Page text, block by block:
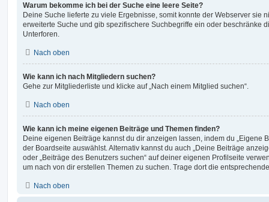
Warum bekomme ich bei der Suche eine leere Seite?
Deine Suche lieferte zu viele Ergebnisse, somit konnte der Webserver sie
erweiterte Suche und gib spezifischere Suchbegriffe ein oder beschränke
Unterforen.
Nach oben
Wie kann ich nach Mitgliedern suchen?
Gehe zur Mitgliederliste und klicke auf „Nach einem Mitglied suchen“.
Nach oben
Wie kann ich meine eigenen Beiträge und Themen finden?
Deine eigenen Beiträge kannst du dir anzeigen lassen, indem du „Eigene
der Boardseite auswählst. Alternativ kannst du auch „Deine Beiträge
oder „Beiträge des Benutzers suchen“ auf deiner eigenen Profilseite
um nach von dir erstellen Themen zu suchen. Trage dort die
Nach oben